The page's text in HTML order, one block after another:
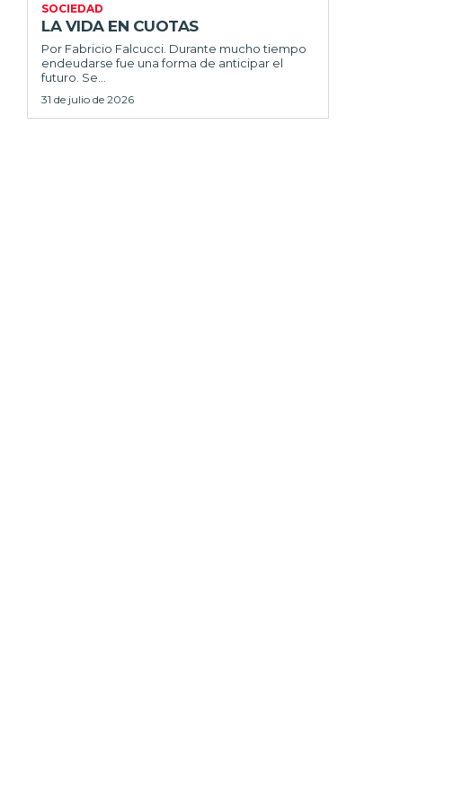
SOCIEDAD
LA VIDA EN CUOTAS
Por Fabricio Falcucci. Durante mucho tiempo
endeudarse fue una forma de anticipar el
futuro. Se...
31 de julio de 2026